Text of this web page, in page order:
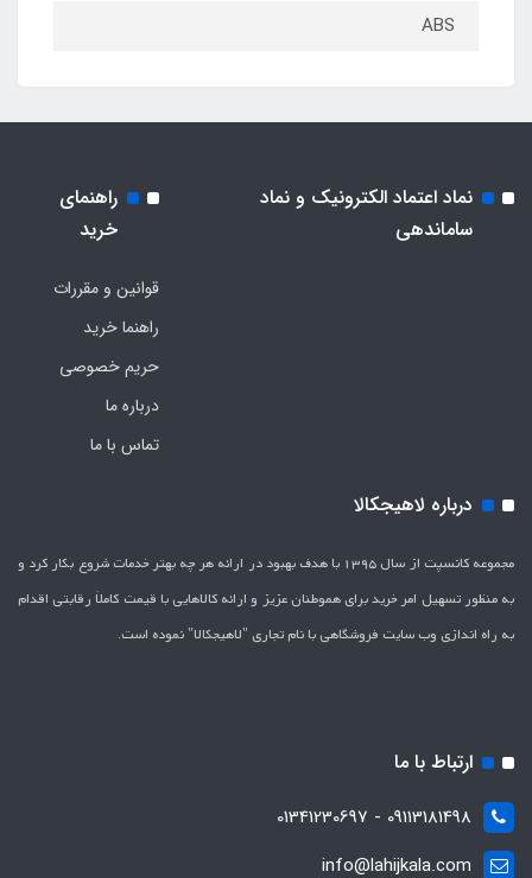
ABS
نماد اعتماد الکترونیک و نماد
ساماندهی
راهنمای
خرید
قوانین و مقررات
راهنما خرید
حریم خصوصی
درباره ما
تماس با ما
درباره لاهیجکالا
مجموعه کانسپت از سال 1395 با هدف بهبود در ارائه هر چه بهتر خدمات شروع بکار کرد و
به منظور تسهیل امر خرید برای هموطنان عزیز و ارائه کالاهایی با قیمت کاملاَ رقابتی اقدام
به راه اندازی وب سایت فروشگاهی با نام تجاری "لاهیج­کالا" نموده است.
ارتباط با ما
09113181498 - 01341230697
info@lahijkala.com